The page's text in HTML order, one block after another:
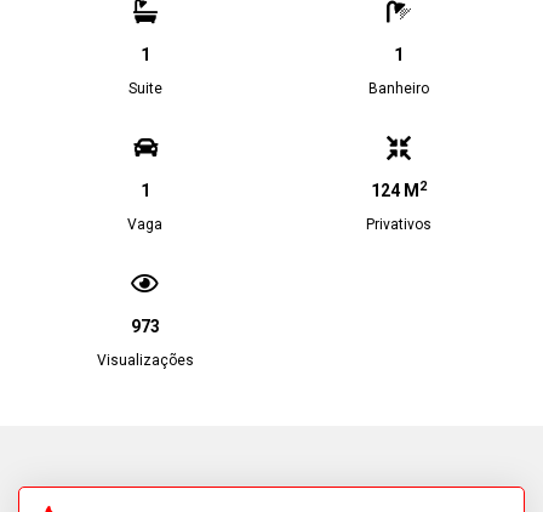
1
Suite
1
Banheiro
1
Vaga
124 M 2
Privativos
973
Visualizações